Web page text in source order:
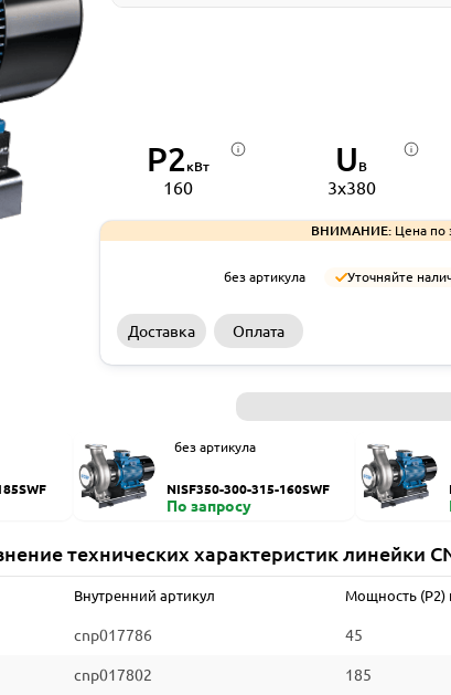
P2кВт
160
U В
3x380
ВНИМАНИЕ:Цена по
без артикула Уточняйте
Доставка Оплата
без артикула
NISF350-300-315-160SWF
По запросу
технических характеристик линейки
Внутренний артикул Мощность (P2)
cnp017786 45
cnp017802 185